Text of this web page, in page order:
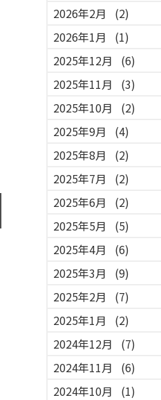
2026年2月
(2)
2026年1月
(1)
2025年12月
(6)
2025年11月
(3)
2025年10月
(2)
2025年9月
(4)
2025年8月
(2)
2025年7月
(2)
2025年6月
(2)
2025年5月
(5)
2025年4月
(6)
2025年3月
(9)
2025年2月
(7)
2025年1月
(2)
2024年12月
(7)
2024年11月
(6)
2024年10月
(1)